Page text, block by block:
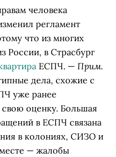
человека
регламент
что из многих
России, в Страсбург
ЕСПЧ. — Прим.
дела, схожие с
уже ранее
свою оценку. Большая
в ЕСПЧ связана
в колониях, СИЗО и
— жалобы